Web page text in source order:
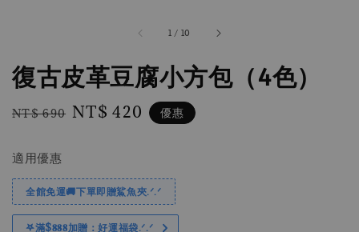
1 / 10
復古皮革豆腐小方包（4色）
Regular
NT$ 690 Sale
NT$ 420 優惠
適用優惠
全館免運🚚下單即贈鯊魚夾.ᐟ.ᐟ
𖤐滿$𝟖𝟖𝟖加贈：好運福袋.ᐟ‪.ᐟ